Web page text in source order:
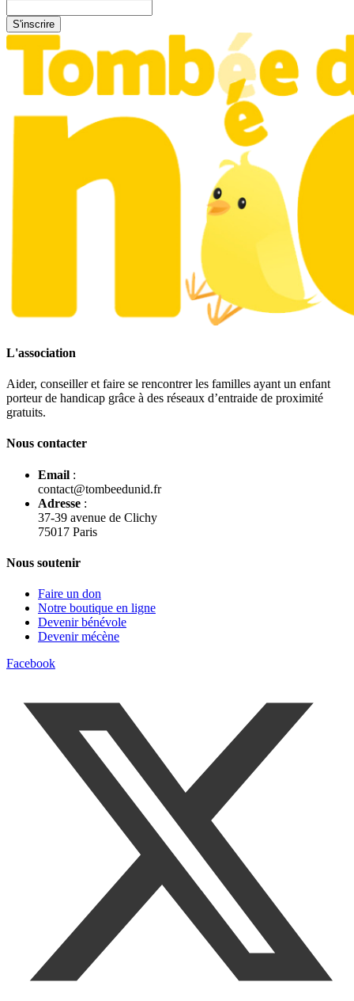
L'association
Aider, conseiller et faire se rencontrer les familles ayant un enfant
porteur de handicap grâce à des réseaux d’entraide de proximité
gratuits.
Nous contacter
Email :
contact@tombeedunid.fr
Adresse :
37-39 avenue de Clichy
75017 Paris
Nous soutenir
Faire un don
Notre boutique en ligne
Devenir bénévole
Devenir mécène
Facebook